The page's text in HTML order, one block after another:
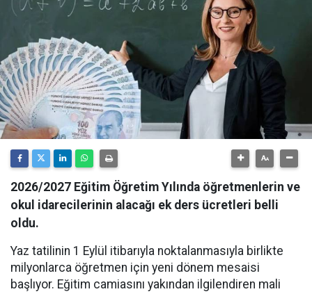
2026/2027 Eğitim Öğretim Yılında öğretmenlerin ve
okul idarecilerinin alacağı ek ders ücretleri belli
oldu.
Yaz tatilinin 1 Eylül itibarıyla noktalanmasıyla birlikte
milyonlarca öğretmen için yeni dönem mesaisi
başlıyor. Eğitim camiasını yakından ilgilendiren mali